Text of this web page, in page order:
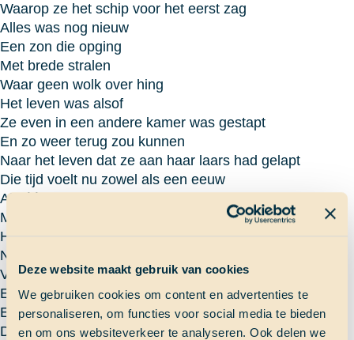
Deze website maakt gebruik van cookies
We gebruiken cookies om content en advertenties te
personaliseren, om functies voor social media te bieden
en om ons websiteverkeer te analyseren. Ook delen we
Waarop ze het schip voor het eerst zag
Alles was nog nieuw
Een zon die opging
Met brede stralen
Waar geen wolk over hing
Het leven was alsof
Ze even in een andere kamer was gestapt
En zo weer terug zou kunnen
Naar het leven dat ze aan haar laars had gelapt
Die tijd voelt nu zowel als een eeuw
Als één dag geleden
Met in de tussentijd
Hechte banden gesmeden
Nu is die kamer
Ver weg van het geheel
Een ijsberg die af is gedreven
En heeft beleefd oh zo veel
Dag na dag